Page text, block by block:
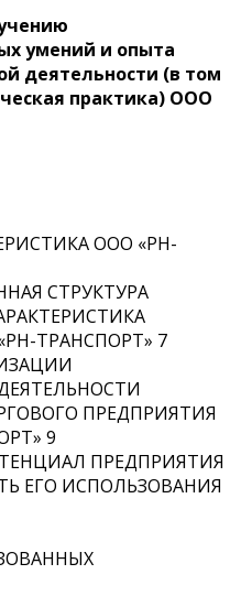
умений и опыта
деятельности (в том
практика) ООО
ООО «РН-
СТРУКТУРА
ТРАНСПОРТ» 7
ПРЕДПРИЯТИЯ
9
ПРЕДПРИЯТИЯ
ЕГО ИСПОЛЬЗОВАНИЯ